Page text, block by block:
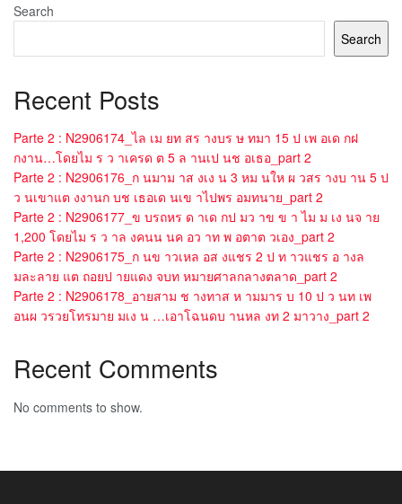
Search
Search
Recent Posts
Parte 2 : N2906174_ไล เม ยท สร างบร ษ ทมา 15 ป เพ อเด กฝ
กงาน…โดยไม ร ว าเครด ต 5 ล านเป นช อเธอ_part 2
Parte 2 : N2906176_ก นมาม าส งเง น 3 หม นให ผ วสร างบ าน 5 ป
ว นเขาแต งงานก บช เธอเด นเข าไปพร อมทนาย_part 2
Parte 2 : N2906177_ข บรถหร ด าเด กป มว าข ข า ไม ม เง นจ าย
1,200 โดยไม ร ว าล งคนน นค อว าท พ อตาต วเอง_part 2
Parte 2 : N2906175_ก นข าวเหล อส งแชร 2 ป ท าวแชร อ างล
มละลาย แต ถอยป ายแดง จบท หมายศาลกลางตลาด_part 2
Parte 2 : N2906178_อายสาม ช างทาส ห ามมาร บ 10 ป ว นท เพ
อนผ วรวยโทรมาย มเง น …เอาโฉนดบ านหล งท 2 มาวาง_part 2
Recent Comments
No comments to show.